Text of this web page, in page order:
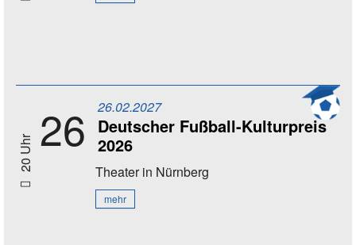
20 Uhr 26 26.02.2027
Deutscher Fußball-Kulturpreis
2026
Theaterin Nürnberg
mehr